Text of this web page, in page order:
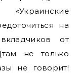
на
от
не только
не говорит!